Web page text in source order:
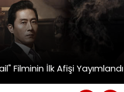
Filminin İlk Afişi Yayımlandı